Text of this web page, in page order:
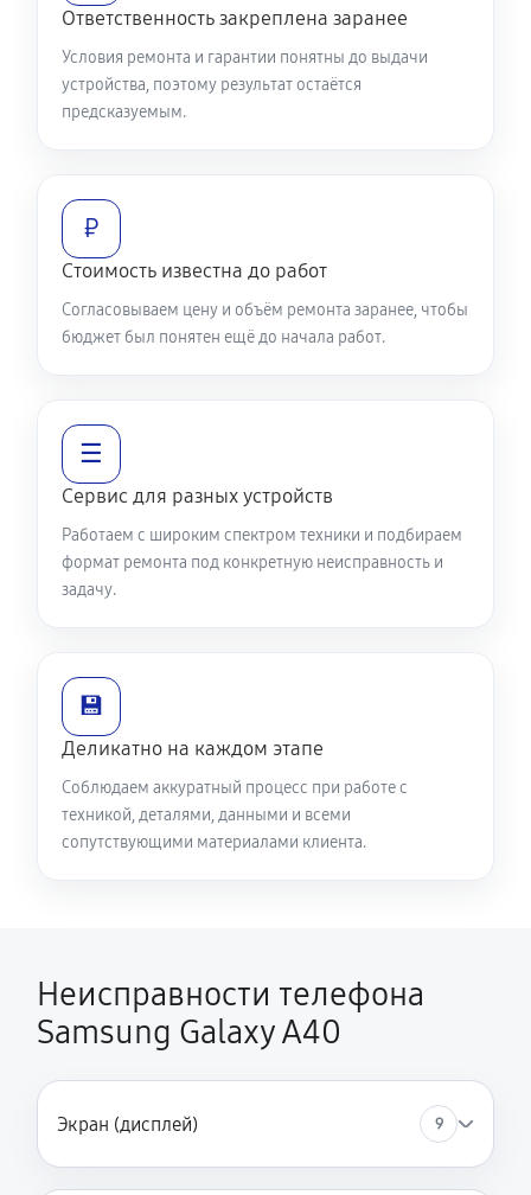
Ответственность закреплена заранее
Условия ремонта и гарантии понятны до выдачи
устройства, поэтому результат остаётся
предсказуемым.
₽
Стоимость известна до работ
Согласовываем цену и объём ремонта заранее, чтобы
бюджет был понятен ещё до начала работ.
☰
Сервис для разных устройств
Работаем с широким спектром техники и подбираем
формат ремонта под конкретную неисправность и
задачу.
💾
Деликатно на каждом этапе
Соблюдаем аккуратный процесс при работе с
техникой, деталями, данными и всеми
сопутствующими материалами клиента.
Неисправности телефона
Samsung Galaxy A40
Экран (дисплей) 9